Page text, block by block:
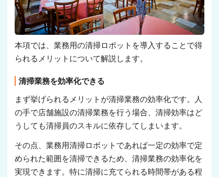
本項では、業務用の清掃ロボットを導入することで得
られるメリットについて解説します。
清掃業務を効率化できる
まず挙げられるメリットが清掃業務の効率化です。人
の手で店舗施設の清掃業務を行う場合、清掃効率はど
うしても清掃員のスキルに依存してしまいます。
その点、業務用清掃ロボットであれば一定の効率で定
められた範囲を清掃できるため、清掃業務の効率化を
実現できます。特に清掃に充てられる時間帯がある程